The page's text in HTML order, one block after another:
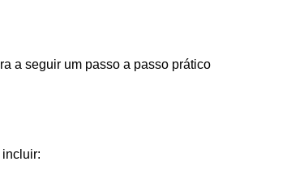
a seguir um passo a passo prático